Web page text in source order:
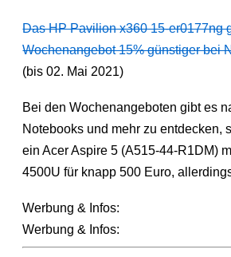
Das HP Pavilion x360 15-er0177ng
Wochenangebot 15% günstiger bei
(bis 02. Mai 2021)
Bei den Wochenangeboten gibt es
Notebooks und mehr zu entdecken,
ein Acer Aspire 5 (A515-44-R1DM)
4500U für knapp 500 Euro,
Werbung & Infos:
Werbung & Infos: